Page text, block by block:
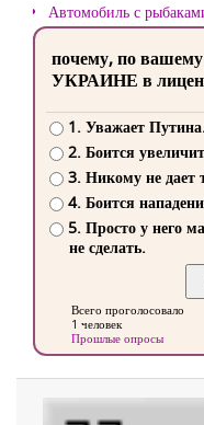
Автомобиль с
почему, по
УКРАИНЕ в
1. Уважает
2. Боится
3. Никому не дает
4. Боится
5. Просто у него
не сделать.
Всего проголосовало
1 человек
Прошлые опросы